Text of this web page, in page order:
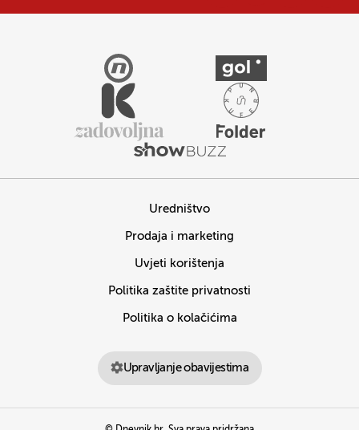
Uredništvo
Prodaja i marketing
Uvjeti korištenja
Politika zaštite privatnosti
Politika o kolačićima
Upravljanje obavijestima